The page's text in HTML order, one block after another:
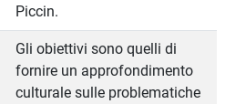
Piccin.
Gli obiettivi sono quelli di
fornire un approfondimento
culturale sulle problematiche